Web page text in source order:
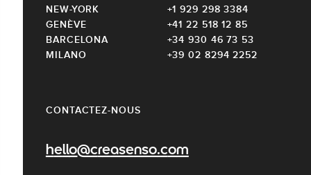
CONTACTEZ-NOUS
hello@creasenso.com
NEW-YORK
+1 929 298 3384
GENÈVE
+41 22 518 12 85
BARCELONA
+34 930 46 73 53
MILANO
+39 02 8294 2252